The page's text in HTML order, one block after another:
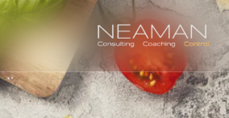
לתוכן